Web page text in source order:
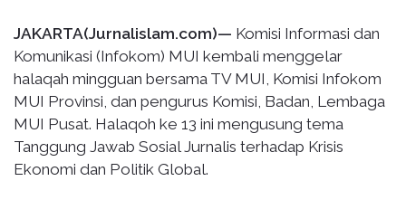
JAKARTA(Jurnalislam.com)— Komisi Informasi dan
Komunikasi (Infokom) MUI kembali menggelar
halaqah mingguan bersama TV MUI, Komisi Infokom
MUI Provinsi, dan pengurus Komisi, Badan, Lembaga
MUI Pusat. Halaqoh ke 13 ini mengusung tema
Tanggung Jawab Sosial Jurnalis terhadap Krisis
Ekonomi dan Politik Global.